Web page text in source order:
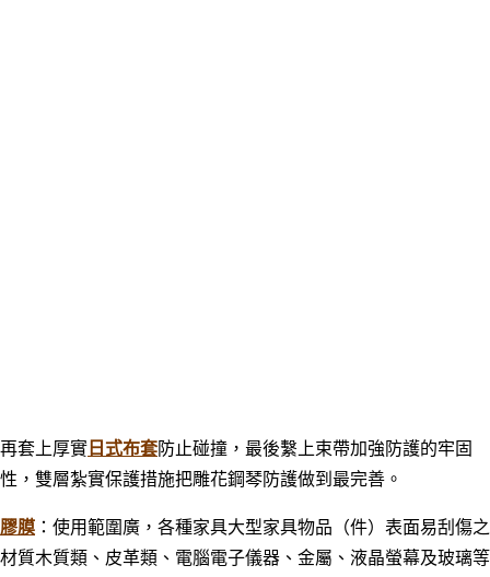
再套上厚實 日式布套防止碰撞，最後繫上束帶加強防護的牢固
性，雙層紮實保護措施把雕花鋼琴防護做到最完善 。
膠膜 ：使用範圍廣，各種家具大型家具物品（件）表面易刮傷之
材質木質類、皮革類、電腦電子儀器、金屬、液晶螢幕及玻璃等